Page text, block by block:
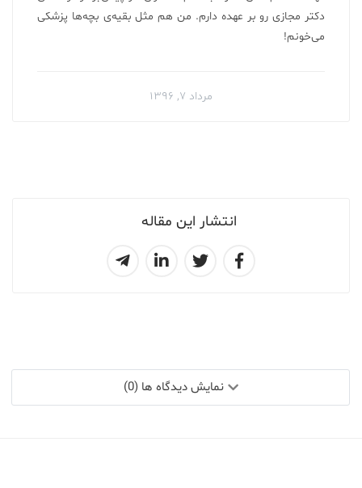
انتشار این مقاله
دکتر مجازی رو بر عهده دارم. من هم مثل بقیه‌ی بچه‌ها پزشکی
می‌خونم!
مرداد ۷, ۱۳۹۶
نمایش دیدگاه ها (0)